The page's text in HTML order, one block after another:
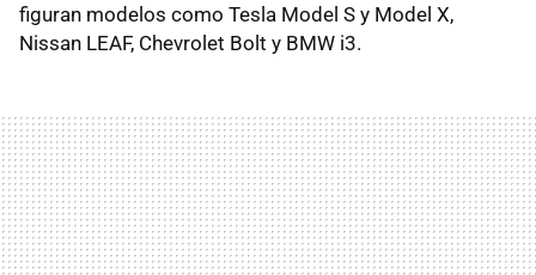
figuran modelos como Tesla Model S y Model X,
Nissan LEAF, Chevrolet Bolt y BMW i3.